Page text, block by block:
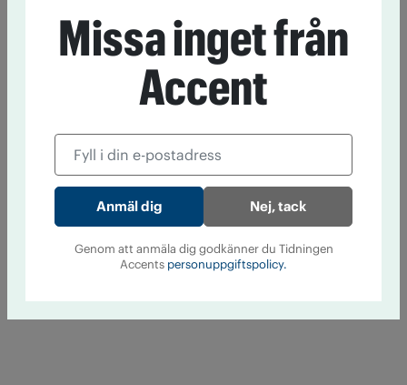
Missa inget från
Accent
Nej, tack
Genom att anmäla dig godkänner du Tidningen
Accents personuppgiftspolicy.